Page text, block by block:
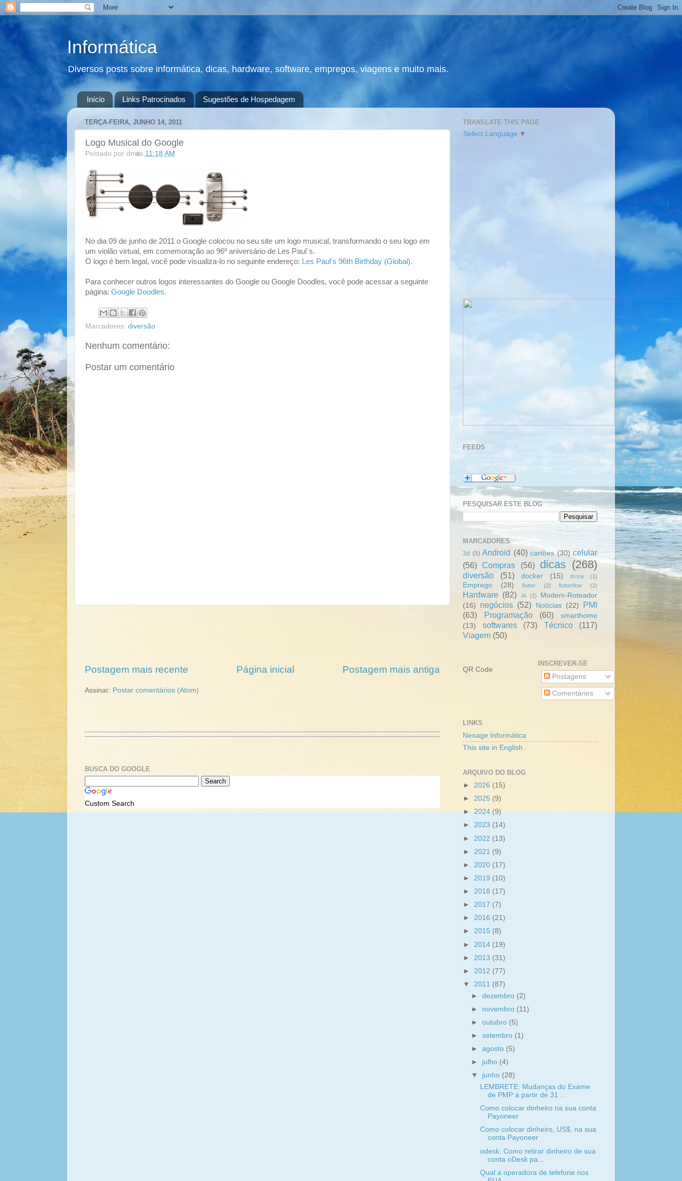
Informática
Diversos posts sobre informática, dicas, hardware, software, empregos, viagens e muito mais.
Início Links Patrocinados Sugestões de Hospedagem
TERÇA-FEIRA, JUNHO 14, 2011
Logo Musical do Google
Postado por dmsàs 11:18 AM
No dia 09 de junho de 2011 o Google colocou no seu site um logo musical, transformando o seu logo em
um violão virtual, em comemoração ao 96º aniversário de Les Paul´s.
O logo é bem legal, você pode visualiza-lo no seguinte endereço: Les Paul's 96th Birthday (Global).
Para conhecer outros logos interessantes do Google ou Google Doodles, você pode acessar a seguinte
página: Google Doodles.
Marcadores: diversão
Nenhum comentário:
Postar um comentário
Postagem mais recente Postagem mais antiga
Página inicial
Assinar: Postar comentários (Atom)
BUSCA DO GOOGLE
Custom Search
TRANSLATE THIS PAGE
Select Language ▼
FEEDS
PESQUISAR ESTE BLOG
MARCADORES
3d (5) Android (40) cartões (30) celular
(56) Compras (56) dicas (268)
diversão (51) docker (15) drone (1)
Emprego (28) flutter (2) flutterflow (2)
Hardware (82) IA (2)
Modem-Roteador
(16)
negócios (52) Notícias (22)
PMI
(63)
Programação (60)
smarthome
(13)
softwares (73) Técnico
(117)
Viagem (50)
QR Code
INSCREVER-SE
Postagens
Comentários
LINKS
Neoage Informática
This site in English
ARQUIVO DO BLOG
► 2026 (15)
► 2025 (9)
►2024(9)
► 2023 (14)
► 2022 (13)
► 2021 (9)
► 2020 (17)
► 2019 (10)
► 2018 (17)
► 2017 (7)
► 2016 (21)
► 2015 (8)
► 2014 (19)
► 2013 (31)
► 2012 (77)
▼ 2011 (87)
►dezembro (2)
► novembro (11)
►outubro (5)
►setembro (1)
►agosto (5)
► julho (4)
▼ junho (28)
LEMBRETE: Mudanças do Exame
de PMP a partir de 31 ...
Como colocar dinheiro na sua conta
Payoneer
Como colocar dinheiro, US$, na sua
conta Payoneer
odesk: Como retirar dinheiro de sua
conta oDesk pa...
Qual a operadora de telefone nos